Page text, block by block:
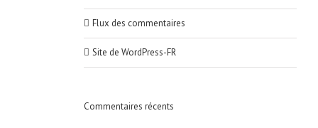
Flux des commentaires
Site de WordPress-FR
Commentaires récents